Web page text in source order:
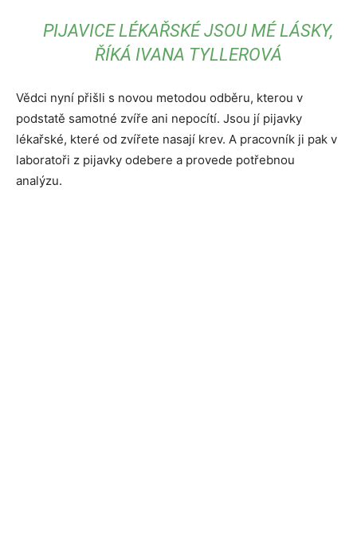
PIJAVICE LÉKAŘSKÉ JSOU MÉ LÁSKY,
ŘÍKÁ IVANA TYLLEROVÁ
Vědci nyní přišli s novou metodou odběru, kterou v
podstatě samotné zvíře ani nepocítí. Jsou jí pijavky
lékařské, které od zvířete nasají krev. A pracovník ji pak v
laboratoři z pijavky odebere a provede potřebnou
analýzu.